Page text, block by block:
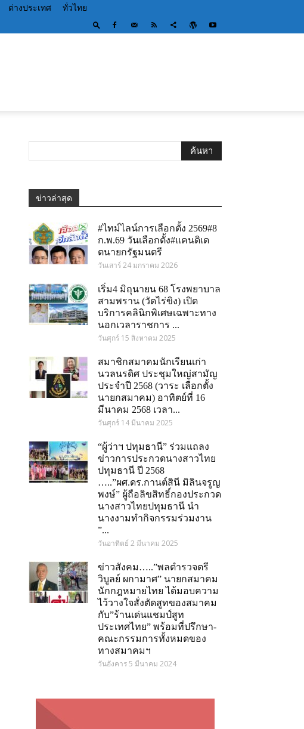
ต่างประเทศ ทั่วไทย
ข่าวล่าสุด
#ไทม์ไลน์การเลือกตั้ง 2569#8
ก.พ.69 วันเลือกตั้ง#แคนดิเด
ตนายกรัฐมนตรี
วันเสาร์ 24 มกราคม 2026
เริ่ม4 มิถุนายน 68 โรงพยาบาล
สามพราน (วัดไร่ขิง) เปิด
บริการคลินิกพิเศษเฉพาะทาง
นอกเวลาราชการ ...
วันศุกร์ 15 สิงหาคม 2025
สมาชิกสมาคมนักเรียนเก่า
นวลนรดิศ ประชุมใหญ่สามัญ
ประจำปี 2568 (วาระ เลือกตั้ง
นายกสมาคม) อาทิตย์ที่ 16
มีนาคม 2568 เวลา...
วันศุกร์ 14 มีนาคม 2025
“ผู้ว่าฯ ปทุมธานี” ร่วมแถลง
ข่าวการประกวดนางสาวไทย
ปทุมธานี ปี 2568
…..”ผศ.ดร.กานต์สินี มิลินจรูญ
พงษ์” ผู้ถือลิขสิทธิ์กองประกวด
นางสาวไทยปทุมธานี นำ
นางงามทำกิจกรรมร่วมงาน
”...
วันอาทิตย์ 2 มีนาคม 2025
ข่าวสังคม…..”พลตำรวจตรี
วิบูลย์ ผกามาศ” นายกสมาคม
นักกฎหมายไทย ได้มอบความ
ไว้วางใจสั่งตัดสูทของสมาคม
กับ”ร้านเด่นแชมป์สูท
ประเทศไทย” พร้อมที่ปรึกษา-
คณะกรรมการทั้งหมดของ
ทางสมาคมฯ
วันอังคาร 5 มีนาคม 2024